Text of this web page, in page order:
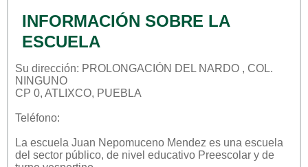
INFORMACIÓN SOBRE LA
ESCUELA
Su dirección: PROLONGACIÓN DEL NARDO , COL.
NINGUNO
CP 0, ATLIXCO, PUEBLA
Teléfono:
La escuela Juan Nepomuceno Mendez es una escuela
del sector público, de nivel educativo Preescolar y de